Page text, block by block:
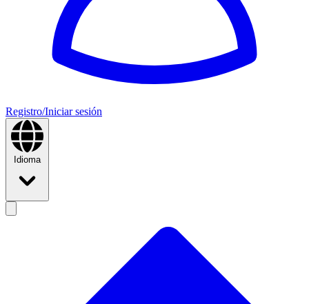
Registro/Iniciar sesión
Idioma